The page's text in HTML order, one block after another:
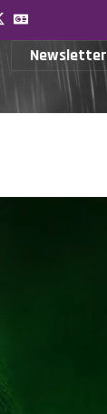
Newsletter